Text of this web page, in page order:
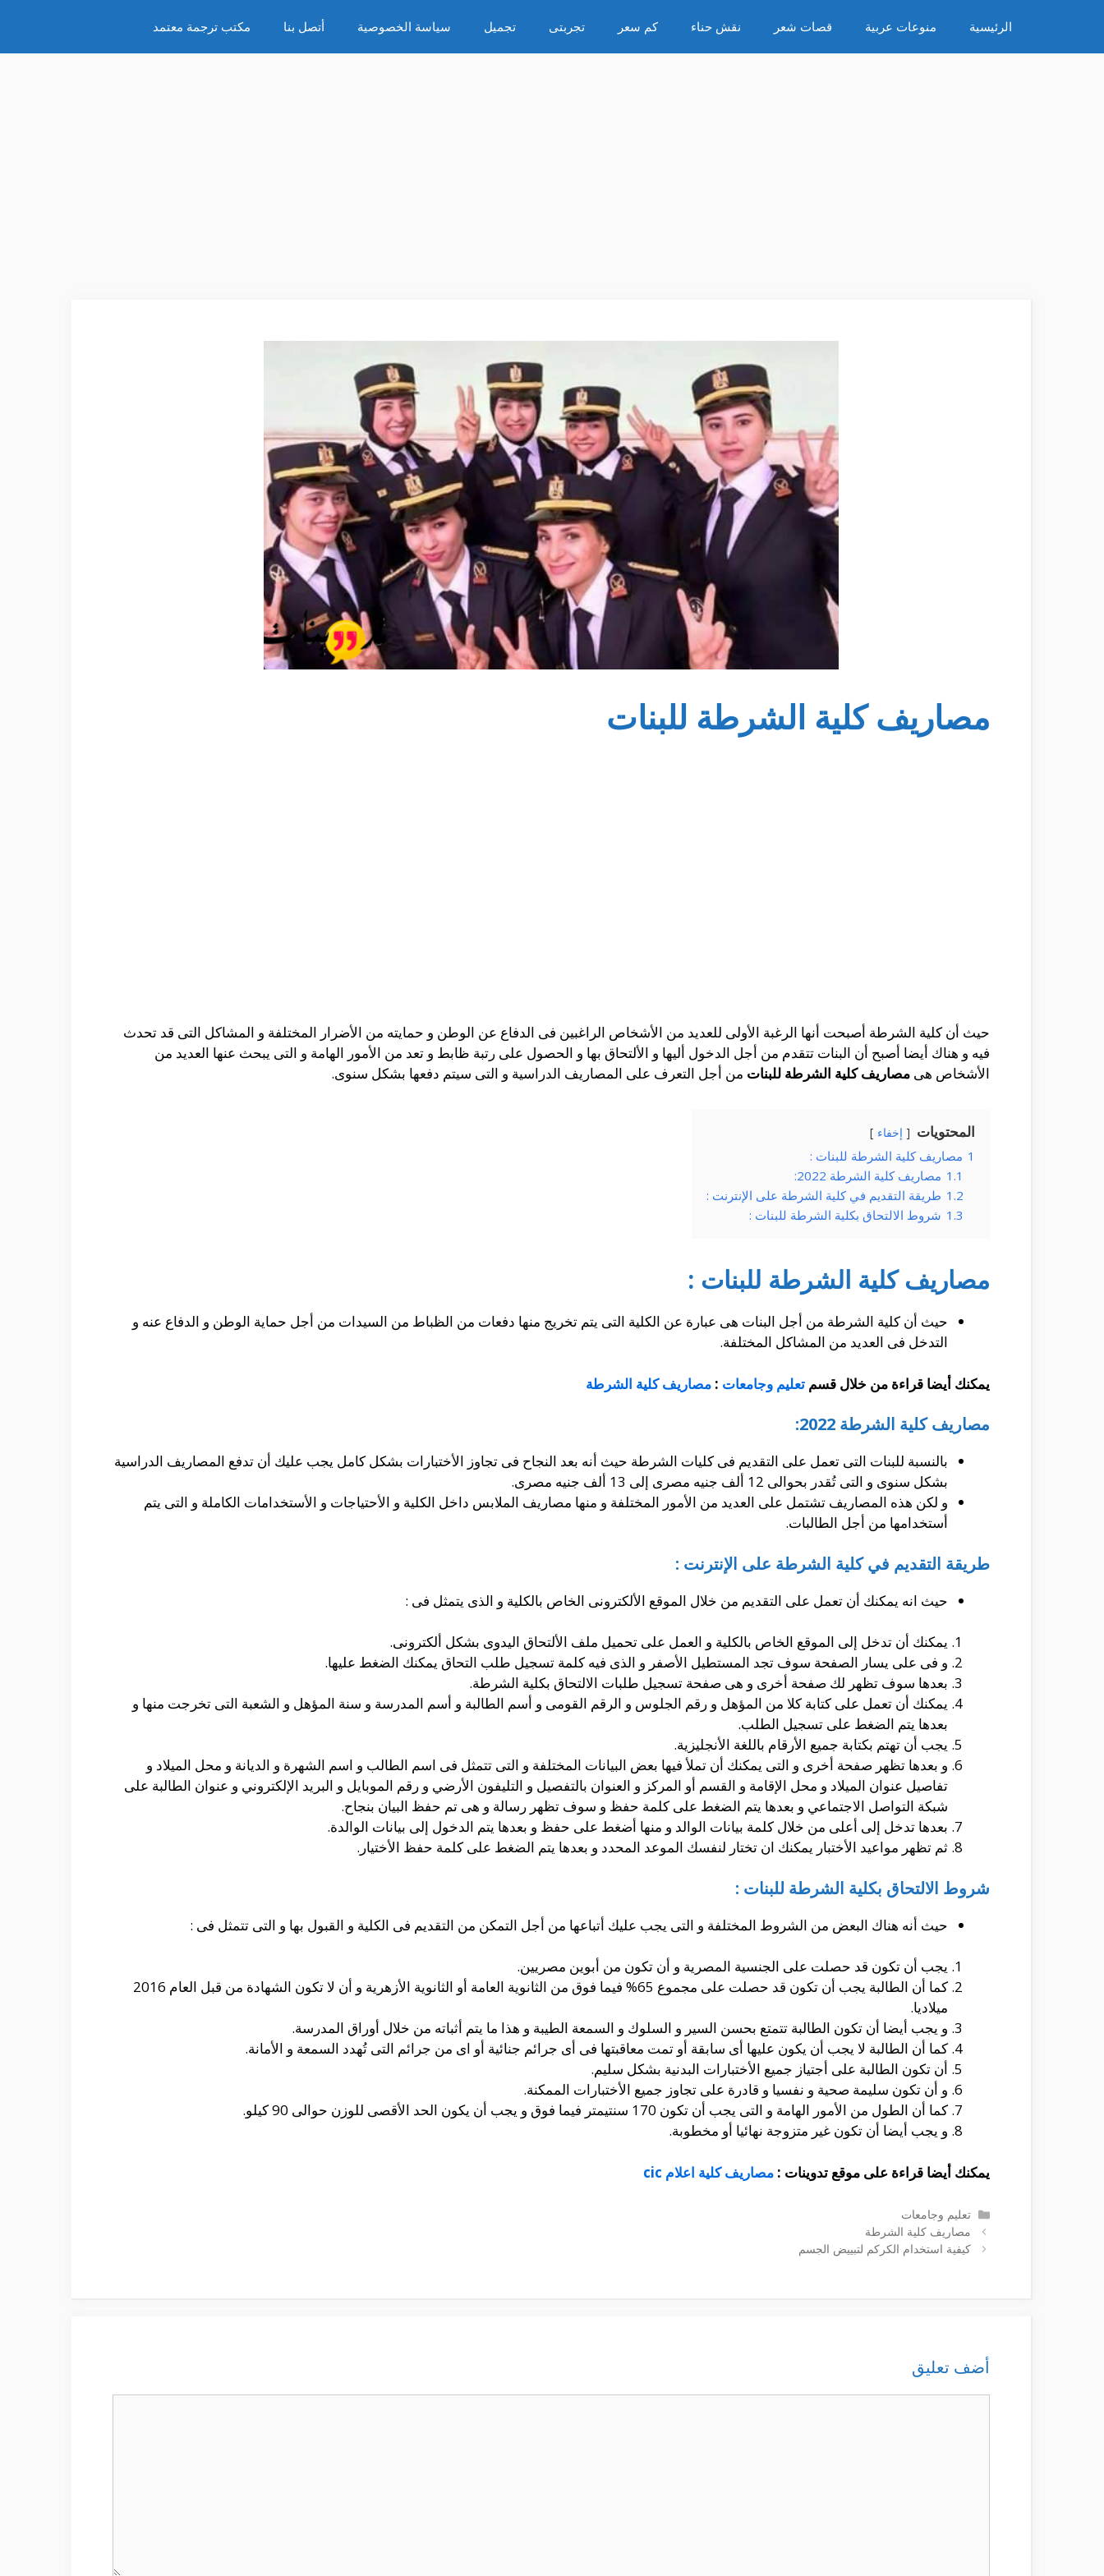
المحتوى
الرئيسية منوعات عربية قصات شعر نقش حناء كم سعر تجربتى تجميل سياسة الخصوصية أتصل بنا مكتب ترجمة معتمد
مصاريف كلية الشرطة للبنات
حيث أن كلية الشرطة أصبحت أنها الرغبة الأولى للعديد من الأشخاص الراغبين فى الدفاع عن الوطن و حمايته من الأضرار المختلفة و المشاكل التى قد تحدث
فيه و هناك أيضا أصبح أن البنات تتقدم من أجل الدخول أليها و الألتحاق بها و الحصول على رتبة ظابط و تعد من الأمور الهامة و التى يبحث عنها العديد من
الأشخاص هى مصاريف كلية الشرطة للبنات من أجل التعرف على المصاريف الدراسية و التى سيتم دفعها بشكل سنوى.
المحتويات إخفاء
1 مصاريف كلية الشرطة للبنات :
1.1 مصاريف كلية الشرطة 2022:
1.2 طريقة التقديم في كلية الشرطة على الإنترنت :
1.3 شروط الالتحاق بكلية الشرطة للبنات :
مصاريف كلية الشرطة للبنات :
حيث أن كلية الشرطة من أجل البنات هى عبارة عن الكلية التى يتم تخريج منها دفعات من الظباط من السيدات من أجل حماية الوطن و الدفاع عنه و
التدخل فى العديد من المشاكل المختلفة.
يمكنك أيضا قراءة من خلال قسم تعليم وجامعات : مصاريف كلية الشرطة
مصاريف كلية الشرطة 2022:
بالنسبة للبنات التى تعمل على التقديم فى كليات الشرطة حيث أنه بعد النجاح فى تجاوز الأختبارات بشكل كامل يجب عليك أن تدفع المصاريف الدراسية
بشكل سنوى و التى تُقدر بحوالى 12 ألف جنيه مصرى إلى 13 ألف جنيه مصرى.
و لكن هذه المصاريف تشتمل على العديد من الأمور المختلفة و منها مصاريف الملابس داخل الكلية و الأحتياجات و الأستخدامات الكاملة و التى يتم
أستخدامها من أجل الطالبات.
طريقة التقديم في كلية الشرطة على الإنترنت :
حيث انه يمكنك أن تعمل على التقديم من خلال الموقع الألكترونى الخاص بالكلية و الذى يتمثل فى :
يمكنك أن تدخل إلى الموقع الخاص بالكلية و العمل على تحميل ملف الألتحاق اليدوى بشكل ألكترونى.
و فى على يسار الصفحة سوف تجد المستطيل الأصفر و الذى فيه كلمة تسجيل طلب التحاق يمكنك الضغط عليها.
بعدها سوف تظهر لك صفحة أخرى و هى صفحة تسجيل طلبات الالتحاق بكلية الشرطة.
يمكنك أن تعمل على كتابة كلا من المؤهل و رقم الجلوس و الرقم القومى و أسم الطالبة و أسم المدرسة و سنة المؤهل و الشعبة التى تخرجت منها و
بعدها يتم الضغط على تسجيل الطلب.
يجب أن تهتم بكتابة جميع الأرقام باللغة الأنجليزية.
و بعدها تظهر صفحة أخرى و التى يمكنك أن تملأ فيها بعض البيانات المختلفة و التى تتمثل فى اسم الطالب و اسم الشهرة و الديانة و محل الميلاد و
تفاصيل عنوان الميلاد و محل الإقامة و القسم أو المركز و العنوان بالتفصيل و التليفون الأرضي و رقم الموبايل و البريد الإلكتروني و عنوان الطالبة على
شبكة التواصل الاجتماعي و بعدها يتم الضغط على كلمة حفظ و سوف تظهر رسالة و هى تم حفظ البيان بنجاح.
بعدها تدخل إلى أعلى من خلال كلمة بيانات الوالد و منها أضغط على حفظ و بعدها يتم الدخول إلى بيانات الوالدة.
ثم تظهر مواعيد الأختبار يمكنك ان تختار لنفسك الموعد المحدد و بعدها يتم الضغط على كلمة حفظ الأختيار.
شروط الالتحاق بكلية الشرطة للبنات :
حيث أنه هناك البعض من الشروط المختلفة و التى يجب عليك أتباعها من أجل التمكن من التقديم فى الكلية و القبول بها و التى تتمثل فى :
يجب أن تكون قد حصلت على الجنسية المصرية و أن تكون من أبوين مصريين.
كما أن الطالبة يجب أن تكون قد حصلت على مجموع 65% فيما فوق من الثانوية العامة أو الثانوية الأزهرية و أن لا تكون الشهادة من قبل العام 2016
ميلاديا.
و يجب أيضا أن تكون الطالبة تتمتع بحسن السير و السلوك و السمعة الطيبة و هذا ما يتم أثباته من خلال أوراق المدرسة.
كما أن الطالبة لا يجب أن يكون عليها أى سابقة أو تمت معاقبتها فى أى جرائم جنائية أو اى من جرائم التى تُهدد السمعة و الأمانة.
أن تكون الطالبة على أجتياز جميع الأختبارات البدنية بشكل سليم.
و أن تكون سليمة صحية و نفسيا و قادرة على تجاوز جميع الأختبارات الممكنة.
كما أن الطول من الأمور الهامة و التى يجب أن تكون 170 سنتيمتر فيما فوق و يجب أن يكون الحد الأقصى للوزن حوالى 90 كيلو.
و يجب أيضا أن تكون غير متزوجة نهائيا أو مخطوبة.
يمكنك أيضا قراءة على موقع تدوينات : مصاريف كلية اعلام cic
التصنيفات
تعليم وجامعات
مصاريف كلية الشرطة
كيفية استخدام الكركم لتبييض الجسم
أضف تعليق